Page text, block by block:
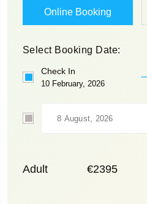
Online Booking
Select Booking Date:
Check In
10 February, 2026
Adult €2395